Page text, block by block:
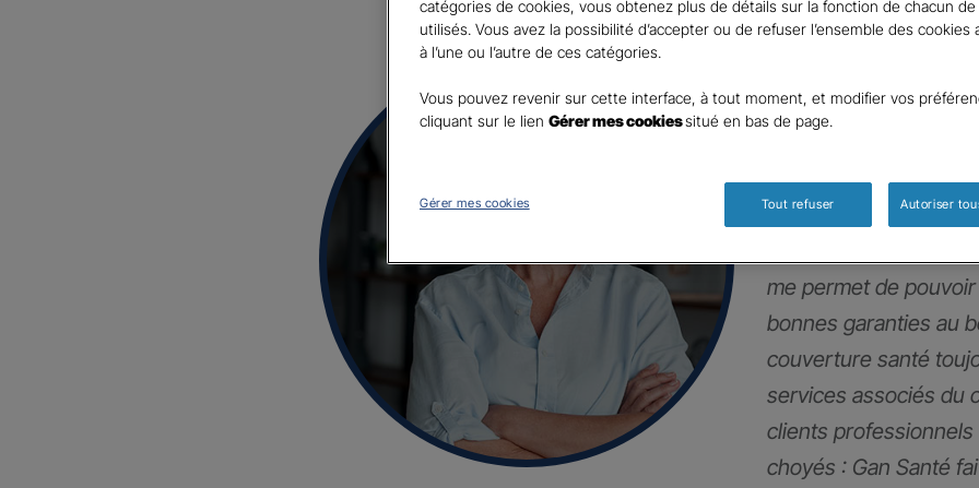
d’expert !
me permet de
bonnes garanties au
couverture santé
services associés du
clients
choyés : Gan Santé
catégories de cookies, vous obtenez plus de détails sur la fonction de chacun
utilisés. Vous avez la possibilité d’accepter ou de refuser l’ensemble des cookies
à l’une ou l’autre de ces catégories.
Vous pouvez revenir sur cette interface, à tout moment, et modifier vos
cliquant sur le lien Gérer mes cookiessitué en bas de page.
Gérer mes cookies Tout refuser Autoriser